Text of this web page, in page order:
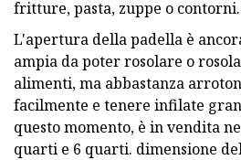
fritture, pasta, zuppe o contorni.
L'apertura della padella è
ampia da poter rosolare o
alimenti, ma abbastanza
facilmente e tenere infilate
questo momento, è in vendita
quarti e 6 quarti. dimensione